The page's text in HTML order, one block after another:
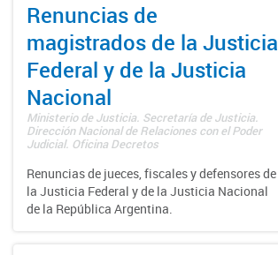
Renuncias de
magistrados de la Justicia
Federal y de la Justicia
Nacional
Ministerio de Justicia. Secretaría de Justicia.
Dirección Nacional de Relaciones con el Poder
Judicial. Oficina Decretos
Renuncias de jueces, fiscales y defensores de
la Justicia Federal y de la Justicia Nacional
de la República Argentina.